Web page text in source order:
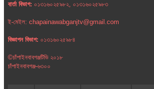
বার্তা বিভাগ: ০১৩১৬০২৫৯৮২, ০১৩১৬০২৫৯৮৩
ই-মেইল: chapainawabganjtv@gmail.com
বিজ্ঞাপন বিভাগ: ০১৩১৬০২৫৯৮৪
©চাঁপাইনবাবগঞ্জটিভি ২০১৮
চাঁপাইনবাবগঞ্জ-৬৩০০